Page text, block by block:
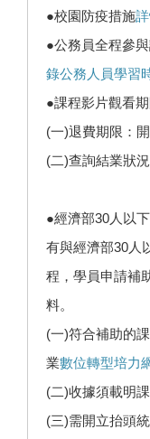
●校園防疫措施
●公務員全程參
錄公務人員學習
●課程影片觀看
(一)退費期限：
(二)查詢結業狀況
●經濟部30人以
有與經濟部30人
程，學員申請補
料。
(一)符合補助的
業數位轉型培力
(二)收據須載明
(三)需開立抬頭